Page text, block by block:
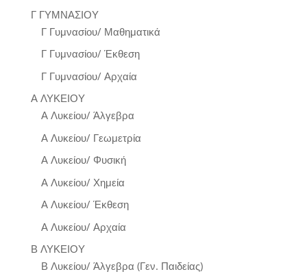
Γ ΓΥΜΝΑΣΙΟΥ
Γ Γυμνασίου/ Μαθηματικά
Γ Γυμνασίου/ Έκθεση
Γ Γυμνασίου/ Αρχαία
Α ΛΥΚΕΙΟΥ
Α Λυκείου/ Άλγεβρα
Α Λυκείου/ Γεωμετρία
Α Λυκείου/ Φυσική
Α Λυκείου/ Χημεία
Α Λυκείου/ Έκθεση
Α Λυκείου/ Αρχαία
Β ΛΥΚΕΙΟΥ
Β Λυκείου/ Άλγεβρα (Γεν. Παιδείας)